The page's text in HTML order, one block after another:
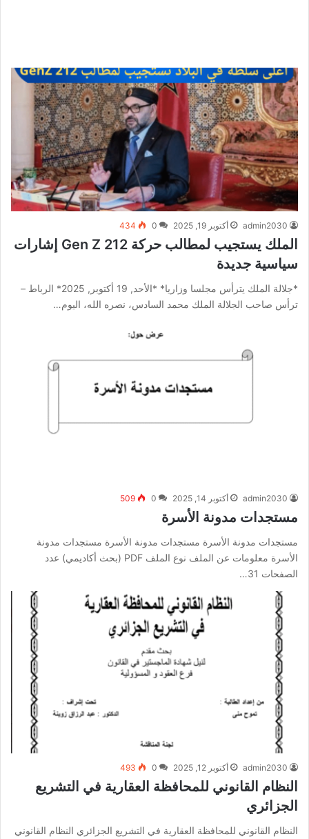
admin2030 أكتوبر 19, 2025 0
434
الملك يستجيب لمطالب حركة Gen Z 212 إشارات
سياسية جديدة
*جلالة الملك يترأس مجلسا وزاريا* *الأحد, 19 أكتوبر, 2025* الرباط –
ترأس صاحب الجلالة الملك محمد السادس، نصره الله، اليوم…
admin2030 أكتوبر 14, 2025 0
509
مستجدات مدونة الأسرة
مستجدات مدونة الأسرة مستجدات مدونة الأسرة مستجدات مدونة
الأسرة معلومات عن الملف نوع الملف PDF (بحث أكاديمي) عدد
الصفحات 31…
admin2030 أكتوبر 12, 2025 0
493
النظام القانوني للمحافظة العقارية في التشريع
الجزائري
النظام القانوني للمحافظة العقارية في التشريع الجزائري النظام القانوني